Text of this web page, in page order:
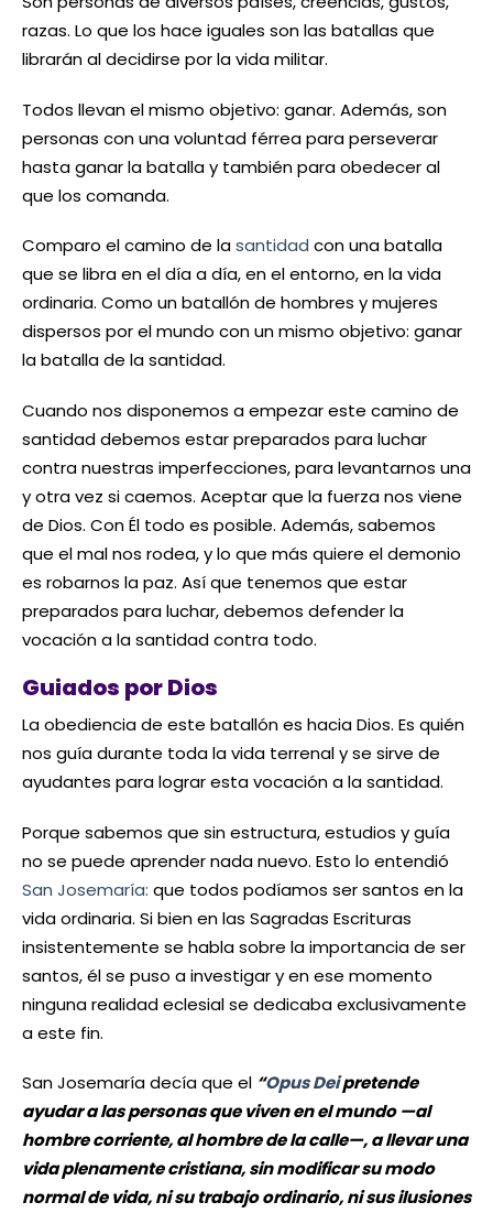
razas. Lo que los hace iguales son las batallas que
librarán al decidirse por la vida militar.
Todos llevan el mismo objetivo: ganar. Además, son
personas con una voluntad férrea para perseverar
hasta ganar la batalla y también para obedecer al
que los comanda.
Comparo el camino de lasantidad con una batalla
que se libra en el día a día, en el entorno, en la vida
ordinaria. Como un batallón de hombres y mujeres
dispersos por el mundo con un mismo objetivo: ganar
la batalla de la santidad.
Cuando nos disponemos a empezar este camino de
santidad debemos estar preparados para luchar
contra nuestras imperfecciones, para levantarnos una
y otra vez si caemos. Aceptar que la fuerza nos viene
de Dios. Con Él todo es posible. Además, sabemos
que el mal nos rodea, y lo que más quiere el demonio
es robarnos la paz. Así que tenemos que estar
preparados para luchar, debemos defender la
vocación a la santidad contra todo.
Guiados por Dios
La obediencia de este batallón es hacia Dios. Es quién
nos guía durante toda la vida terrenal y se sirve de
ayudantes para lograr esta vocación a la santidad.
Porque sabemos que sin estructura, estudios y guía
no se puede aprender nada nuevo. Esto lo entendió
San Josemaría: que todos podíamos ser santos en la
vida ordinaria. Si bien en las Sagradas Escrituras
insistentemente se habla sobre la importancia de ser
santos, él se puso a investigar y en ese momento
ninguna realidad eclesial se dedicaba exclusivamente
a este fin.
San Josemaría decía que el “Opus Deipretende
ayudar a las personas que viven en el mundo —al
hombre corriente, al hombre de la calle—, a llevar una
vida plenamente cristiana, sin modificar su modo
normal de vida, ni su trabajo ordinario, ni sus ilusiones